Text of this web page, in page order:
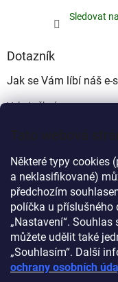
Tato webová
Některé typy cookies
a neklasifikované)
předchozím
políčka u příslušného
„Nastavení“.
můžete udělit také
„Souhlasím“. Další
ochrany osobních
Sledovat
Dotazník
Jak se Vám líbí náš e-
Velmi pěkný
Ujde to
Nelíbí se mi
Počet hlasů:340